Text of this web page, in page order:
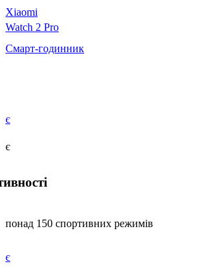
Xiaomi
Watch 2 Pro
Смарт-годинник
є
є
понад 150 спортивних режимів
є